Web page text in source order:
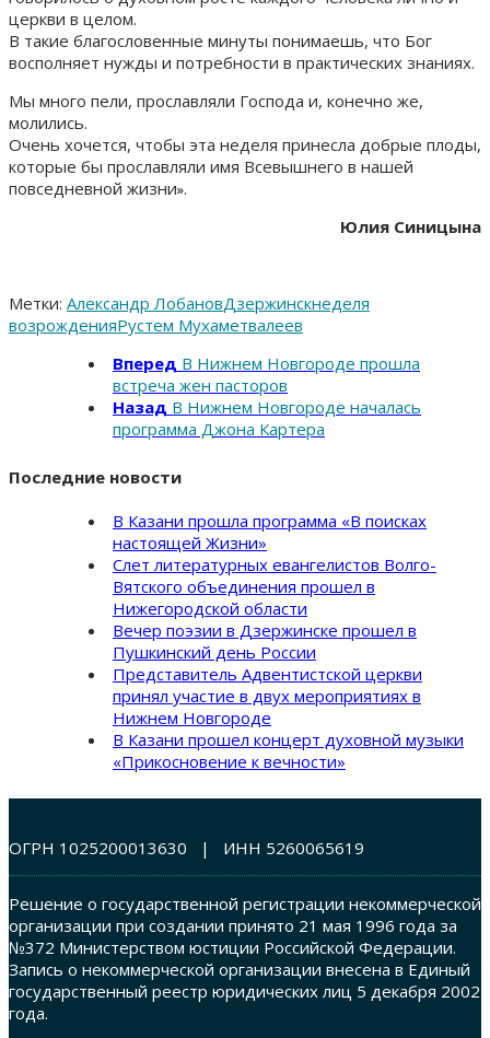
церкви в целом.
В такие благословенные минуты понимаешь, что Бог
восполняет нужды и потребности в практических знаниях.
Мы много пели, прославляли Господа и, конечно же,
молились.
Очень хочется, чтобы эта неделя принесла добрые плоды,
которые бы прославляли имя Всевышнего в нашей
повседневной жизни».
Юлия Синицына
Метки: Александр ЛобановДзержинскнеделя
возрожденияРустем Мухаметвалеев
Вперед В Нижнем Новгороде прошла
встреча жен пасторов
Назад В Нижнем Новгороде началась
программа Джона Картера
Последние новости
В Казани прошла программа «В поисках
настоящей Жизни»
Слет литературных евангелистов Волго-
Вятского объединения прошел в
Нижегородской области
Вечер поэзии в Дзержинске прошел в
Пушкинский день России
Представитель Адвентистской церкви
принял участие в двух мероприятиях в
Нижнем Новгороде
В Казани прошел концерт духовной музыки
«Прикосновение к вечности»
ОГРН 1025200013630 | ИНН 5260065619
Решение о государственной регистрации некоммерческой
организации при создании принято 21 мая 1996 года за
№372 Министерством юстиции Российской Федерации.
Запись о некоммерческой организации внесена в Единый
государственный реестр юридических лиц 5 декабря 2002
года.